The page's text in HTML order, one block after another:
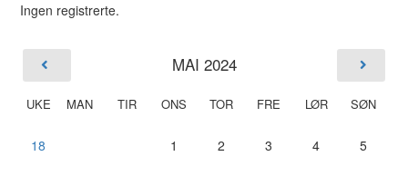
Ingen registrerte.
MAI 2024
UKE MAN TIR ONS TOR FRE LØR SØN
18 1 2 3 4 5